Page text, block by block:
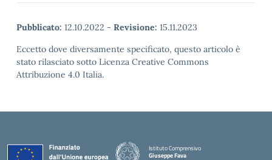
Pubblicato: 12.10.2022 - Revisione: 15.11.2023
Eccetto dove diversamente specificato, questo articolo è
stato rilasciato sotto Licenza Creative Commons
Attribuzione 4.0 Italia.
Istituto Comprensivo
Giuseppe Fava